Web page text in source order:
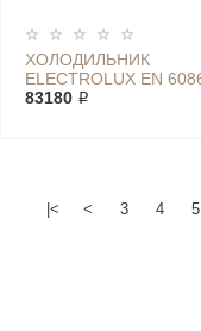
ХОЛОДИЛЬНИК
ELECTROLUX EN
JOX
83180 ₽
|< < 3 4 5